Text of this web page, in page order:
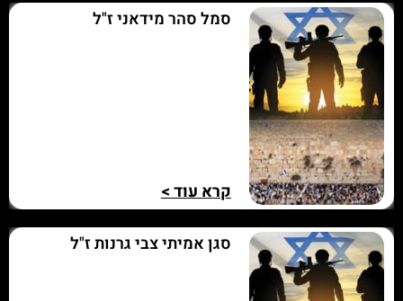
סמל סהר מידאני ז"ל
קרא עוד >
סגן אמיתי צבי גרנות ז"ל